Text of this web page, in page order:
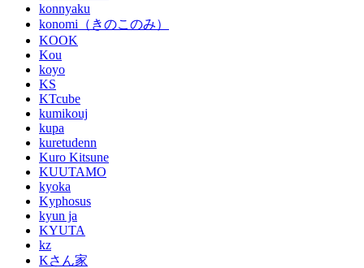
konnyaku
konomi（きのこのみ）
KOOK
Kou
koyo
KS
KTcube
kumikouj
kupa
kuretudenn
Kuro Kitsune
KUUTAMO
kyoka
Kyphosus
kyun ja
KYUTA
kz
Kさん家